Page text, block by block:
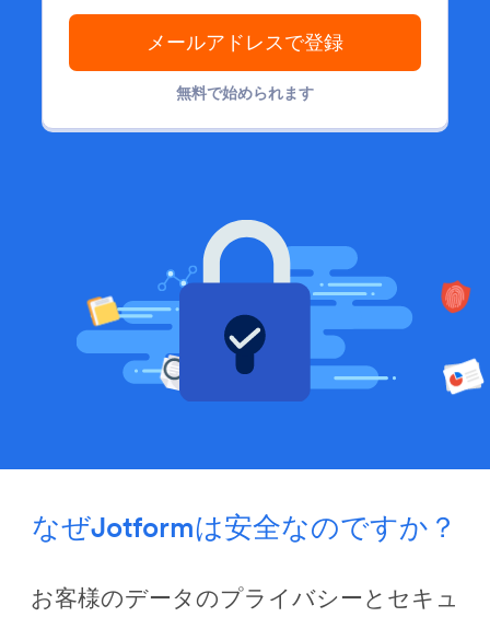
メールアドレスで登録
無料で始められます
なぜJotformは安全なのですか？
お客様のデータのプライバシーとセキュ